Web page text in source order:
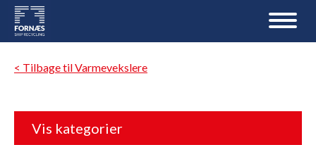
< Tilbage til Varmevekslere
Vis kategorier